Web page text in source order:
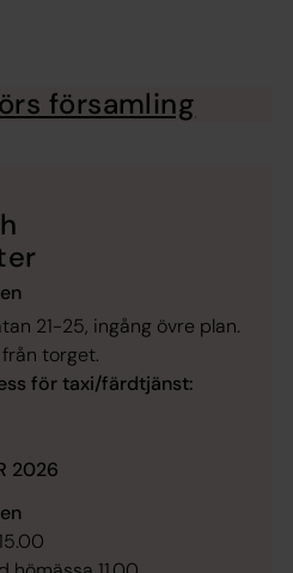
församling
21-25, ingång övre plan.
från torget.
för taxi/färdtjänst:
2026